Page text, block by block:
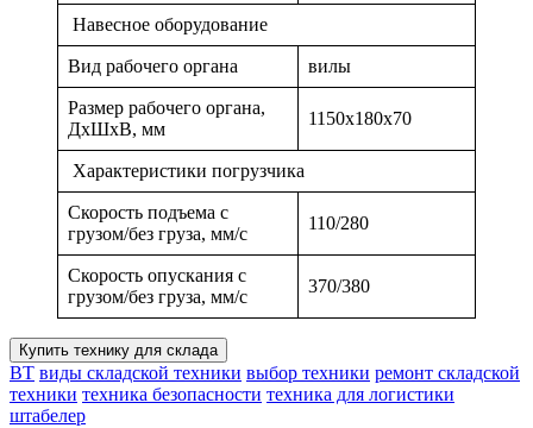
Навесное оборудование
Вид рабочего органа вилы
Размер рабочего органа,
ДхШхВ, мм
1150x180x70
Характеристики погрузчика
Скорость подъема с
грузом/без груза, мм/с
110/280
Скорость опускания с
грузом/без груза, мм/с
370/380
Купить технику для склада
BT виды складской техники выбор техники ремонт складской
техники техника безопасности техника для логистики
штабелер